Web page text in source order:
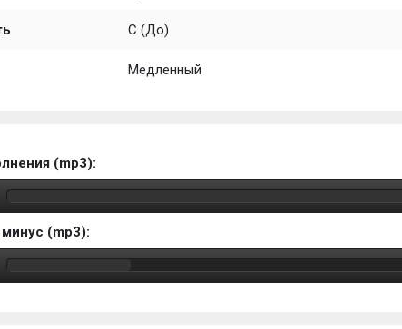
C (До)
Медленный
(mp3):
(mp3):